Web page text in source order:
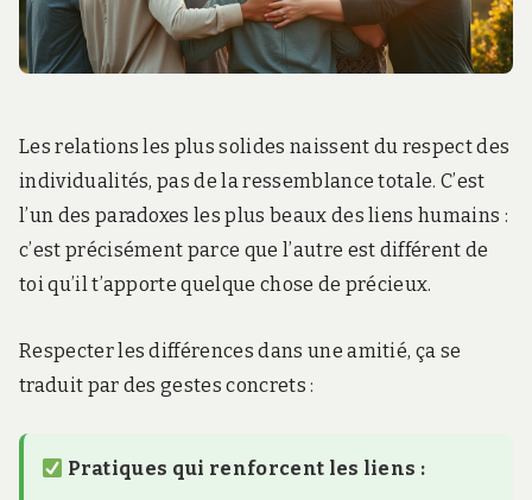
Les relations les plus solides naissent du respect des
individualités, pas de la ressemblance totale. C’est
l’un des paradoxes les plus beaux des liens humains :
c’est précisément parce que l’autre est différent de
toi qu’il t’apporte quelque chose de précieux.
Respecter les différences dans une amitié, ça se
traduit par des gestes concrets :
Pratiques qui renforcent les liens :